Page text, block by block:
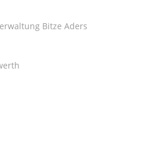
Bitze Aders